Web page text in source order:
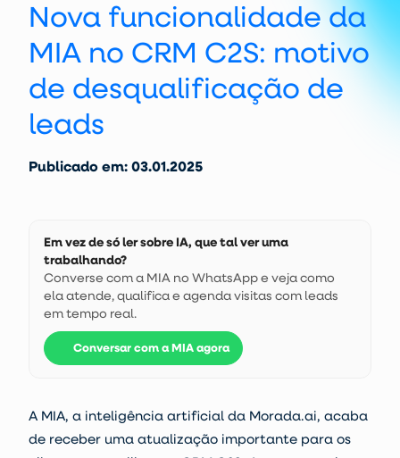
Nova funcionalidade da
MIA no CRM C2S: motivo
de desqualificação de
leads
Publicado em: 03.01.2025
Em vez de só ler sobre IA, que tal ver uma
trabalhando?
Converse com a MIA no WhatsApp e veja como
ela atende, qualifica e agenda visitas com leads
em tempo real.
Conversar com a MIA agora
A MIA, a inteligência artificial da Morada.ai, acaba
de receber uma atualização importante para os